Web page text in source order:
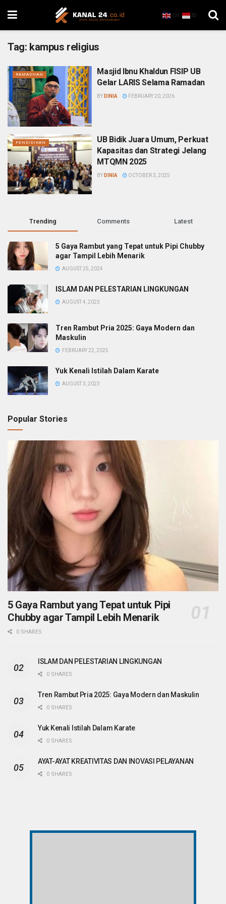
EN ID
Tag: kampus religius
RAMADHAN
Masjid Ibnu Khaldun FISIP UB
Gelar LARIS Selama Ramadan
BY DINIA FEBRUARY 20, 2026
PENDIDIKAN
UB Bidik Juara Umum, Perkuat
Kapasitas dan Strategi Jelang
MTQMN 2025
BY DINIA OCTOBER 3, 2025
Trending Comments Latest
5 Gaya Rambut yang Tepat untuk Pipi Chubby
agar Tampil Lebih Menarik
AUGUST 25, 2024
ISLAM DAN PELESTARIAN LINGKUNGAN
AUGUST 4, 2023
Tren Rambut Pria 2025: Gaya Modern dan
Maskulin
FEBRUARY 22, 2025
Yuk Kenali Istilah Dalam Karate
AUGUST 3, 2023
Popular Stories
5 Gaya Rambut yang Tepat untuk Pipi
Chubby agar Tampil Lebih Menarik
0 SHARES
ISLAM DAN PELESTARIAN LINGKUNGAN
0 SHARES
Tren Rambut Pria 2025: Gaya Modern dan Maskulin
0 SHARES
Yuk Kenali Istilah Dalam Karate
0 SHARES
AYAT-AYAT KREATIVITAS DAN INOVASI PELAYANAN
0 SHARES